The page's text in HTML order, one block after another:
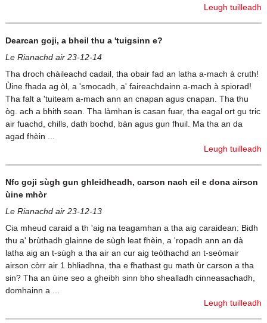
Leugh tuilleadh
Dearcan goji, a bheil thu a 'tuigsinn e?
Le Rianachd air 23-12-14
Tha droch chàileachd cadail, tha obair fad an latha a-mach à cruth!
Ùine fhada ag òl, a 'smocadh, a' faireachdainn a-mach à spiorad!
Tha falt a 'tuiteam a-mach ann an cnapan agus cnapan. Tha thu
òg. ach a bhith sean. Tha làmhan is casan fuar, tha eagal ort gu tric
air fuachd, chills, dath bochd, bàn agus gun fhuil. Ma tha an da
agad fhèin ...
Leugh tuilleadh
Nfc goji sùgh gun ghleidheadh, carson nach eil e dona airson
ùine mhòr
Le Rianachd air 23-12-13
Cia mheud caraid a th 'aig na teagamhan a tha aig caraidean: Bidh
thu a' brùthadh glainne de sùgh leat fhèin, a 'ropadh ann an dà
latha aig an t-sùgh a tha air an cur aig teòthachd an t-seòmair
airson còrr air 1 bhliadhna, tha e fhathast gu math ùr carson a tha
sin? Tha an ùine seo a gheibh sinn bho shealladh cinneasachadh,
domhainn a ...
Leugh tuilleadh